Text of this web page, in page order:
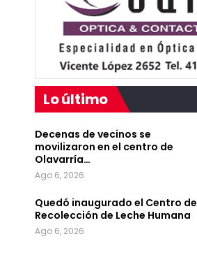
Lo último
Decenas de vecinos se
movilizaron en el centro de
Olavarría…
Ago 6, 2026
Quedó inaugurado el Centro de
Recolección de Leche Humana
Ago 6, 2026